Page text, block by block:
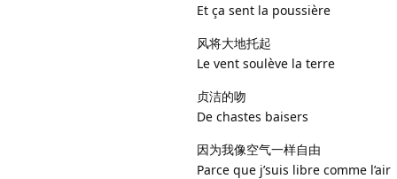
Et ça sent la poussière
风将大地托起
Le vent soulève la terre
贞洁的吻
De chastes baisers
因为我像空气一样自由
Parce que j’suis libre comme l’air